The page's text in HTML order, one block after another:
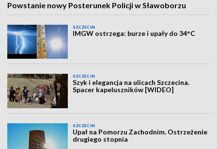
Powstanie nowy Posterunek Policji w Sławoborzu
SZCZECIN
IMGW ostrzega: burze i upały do 34°C
SZCZECIN
Szyk i elegancja na ulicach Szczecina.
Spacer kapeluszników [WIDEO]
SZCZECIN
Upał na Pomorzu Zachodnim. Ostrzeżenie
drugiego stopnia